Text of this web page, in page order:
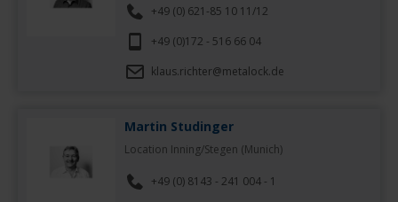
+49 (0) 621-85 10 11/12
+49 (0)172 - 516 66 04
klaus.richter@metalock.de
Martin Studinger
Location Inning/Stegen (Munich)
+49 (0) 8143 - 241 004 - 1